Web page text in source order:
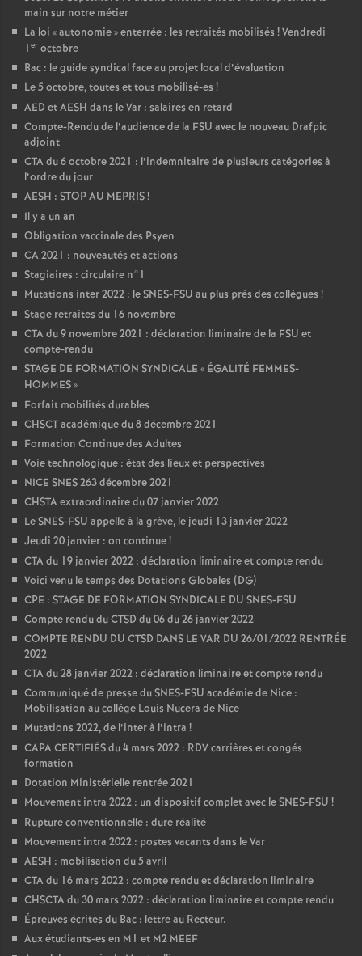
main sur notre métier
La loi «autonomie» enterrée : les retraités mobilisés ! Vendredi
1 er octobre
Bac : le guide syndical face au projet local d’évaluation
Le 5 octobre, toutes et tous mobilisé-es !
AED et AESH dans le Var : salaires en retard
Compte-Rendu de l’audience de la FSU avec le nouveau Drafpic
adjoint
CTA du 6 octobre 2021 : l’indemnitaire de plusieurs catégories à
l’ordre du jour
AESH : STOP AU MEPRIS!
Il y a un an
Obligation vaccinale des Psyen
CA 2021 : nouveautés et actions
Stagiaires : circulaire n°1
Mutations inter 2022 : le SNES-FSU au plus près des collègues !
Stage retraites du 16 novembre
CTA du 9 novembre 2021 : déclaration liminaire de la FSU et
compte-rendu
STAGE DE FORMATION SYNDICALE « ÉGALITÉ FEMMES-
HOMMES»
Forfait mobilités durables
CHSCT académique du 8 décembre 2021
Formation Continue des Adultes
Voie technologique : état des lieux et perspectives
NICE SNES 263 décembre 2021
CHSTA extraordinaire du 07 janvier 2022
Le SNES-FSU appelle à la grève, le jeudi 13 janvier 2022
Jeudi 20 janvier : on continue!
CTA du 19 janvier 2022 : déclaration liminaire et compte rendu
Voici venu le temps des Dotations Globales (DG)
CPE : STAGE DE FORMATION SYNDICALE DU SNES-FSU
Compte rendu du CTSD du 06 du 26 janvier 2022
COMPTE RENDU DU CTSD DANS LE VAR DU 26/01/2022 RENTRÉE
2022
CTA du 28 janvier 2022 : déclaration liminaire et compte rendu
Communiqué de presse du SNES-FSU académie de Nice :
Mobilisation au collège Louis Nucera de Nice
Mutations 2022, de l’inter à l’intra !
CAPA CERTIFIÉS du 4 mars 2022 : RDV carrières et congés
formation
Dotation Ministérielle rentrée 2021
Mouvement intra 2022 : un dispositif complet avec le SNES-FSU !
Rupture conventionnelle : dure réalité
Mouvement intra 2022 : postes vacants dans le Var
AESH : mobilisation du 5 avril
CTA du 16 mars 2022 : compte rendu et déclaration liminaire
CHSCTA du 30 mars 2022 : déclaration liminaire et compte rendu
Épreuves écrites du Bac : lettre au Recteur.
Aux étudiants-es en M1 et M2 MEEF